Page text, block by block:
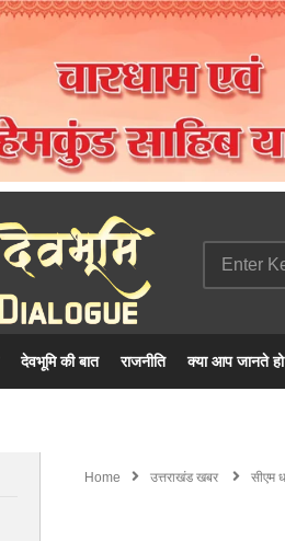
देवभूमि की बात राजनीति क्या आप जानते हो
Home उत्तराखंड खबर सीएम